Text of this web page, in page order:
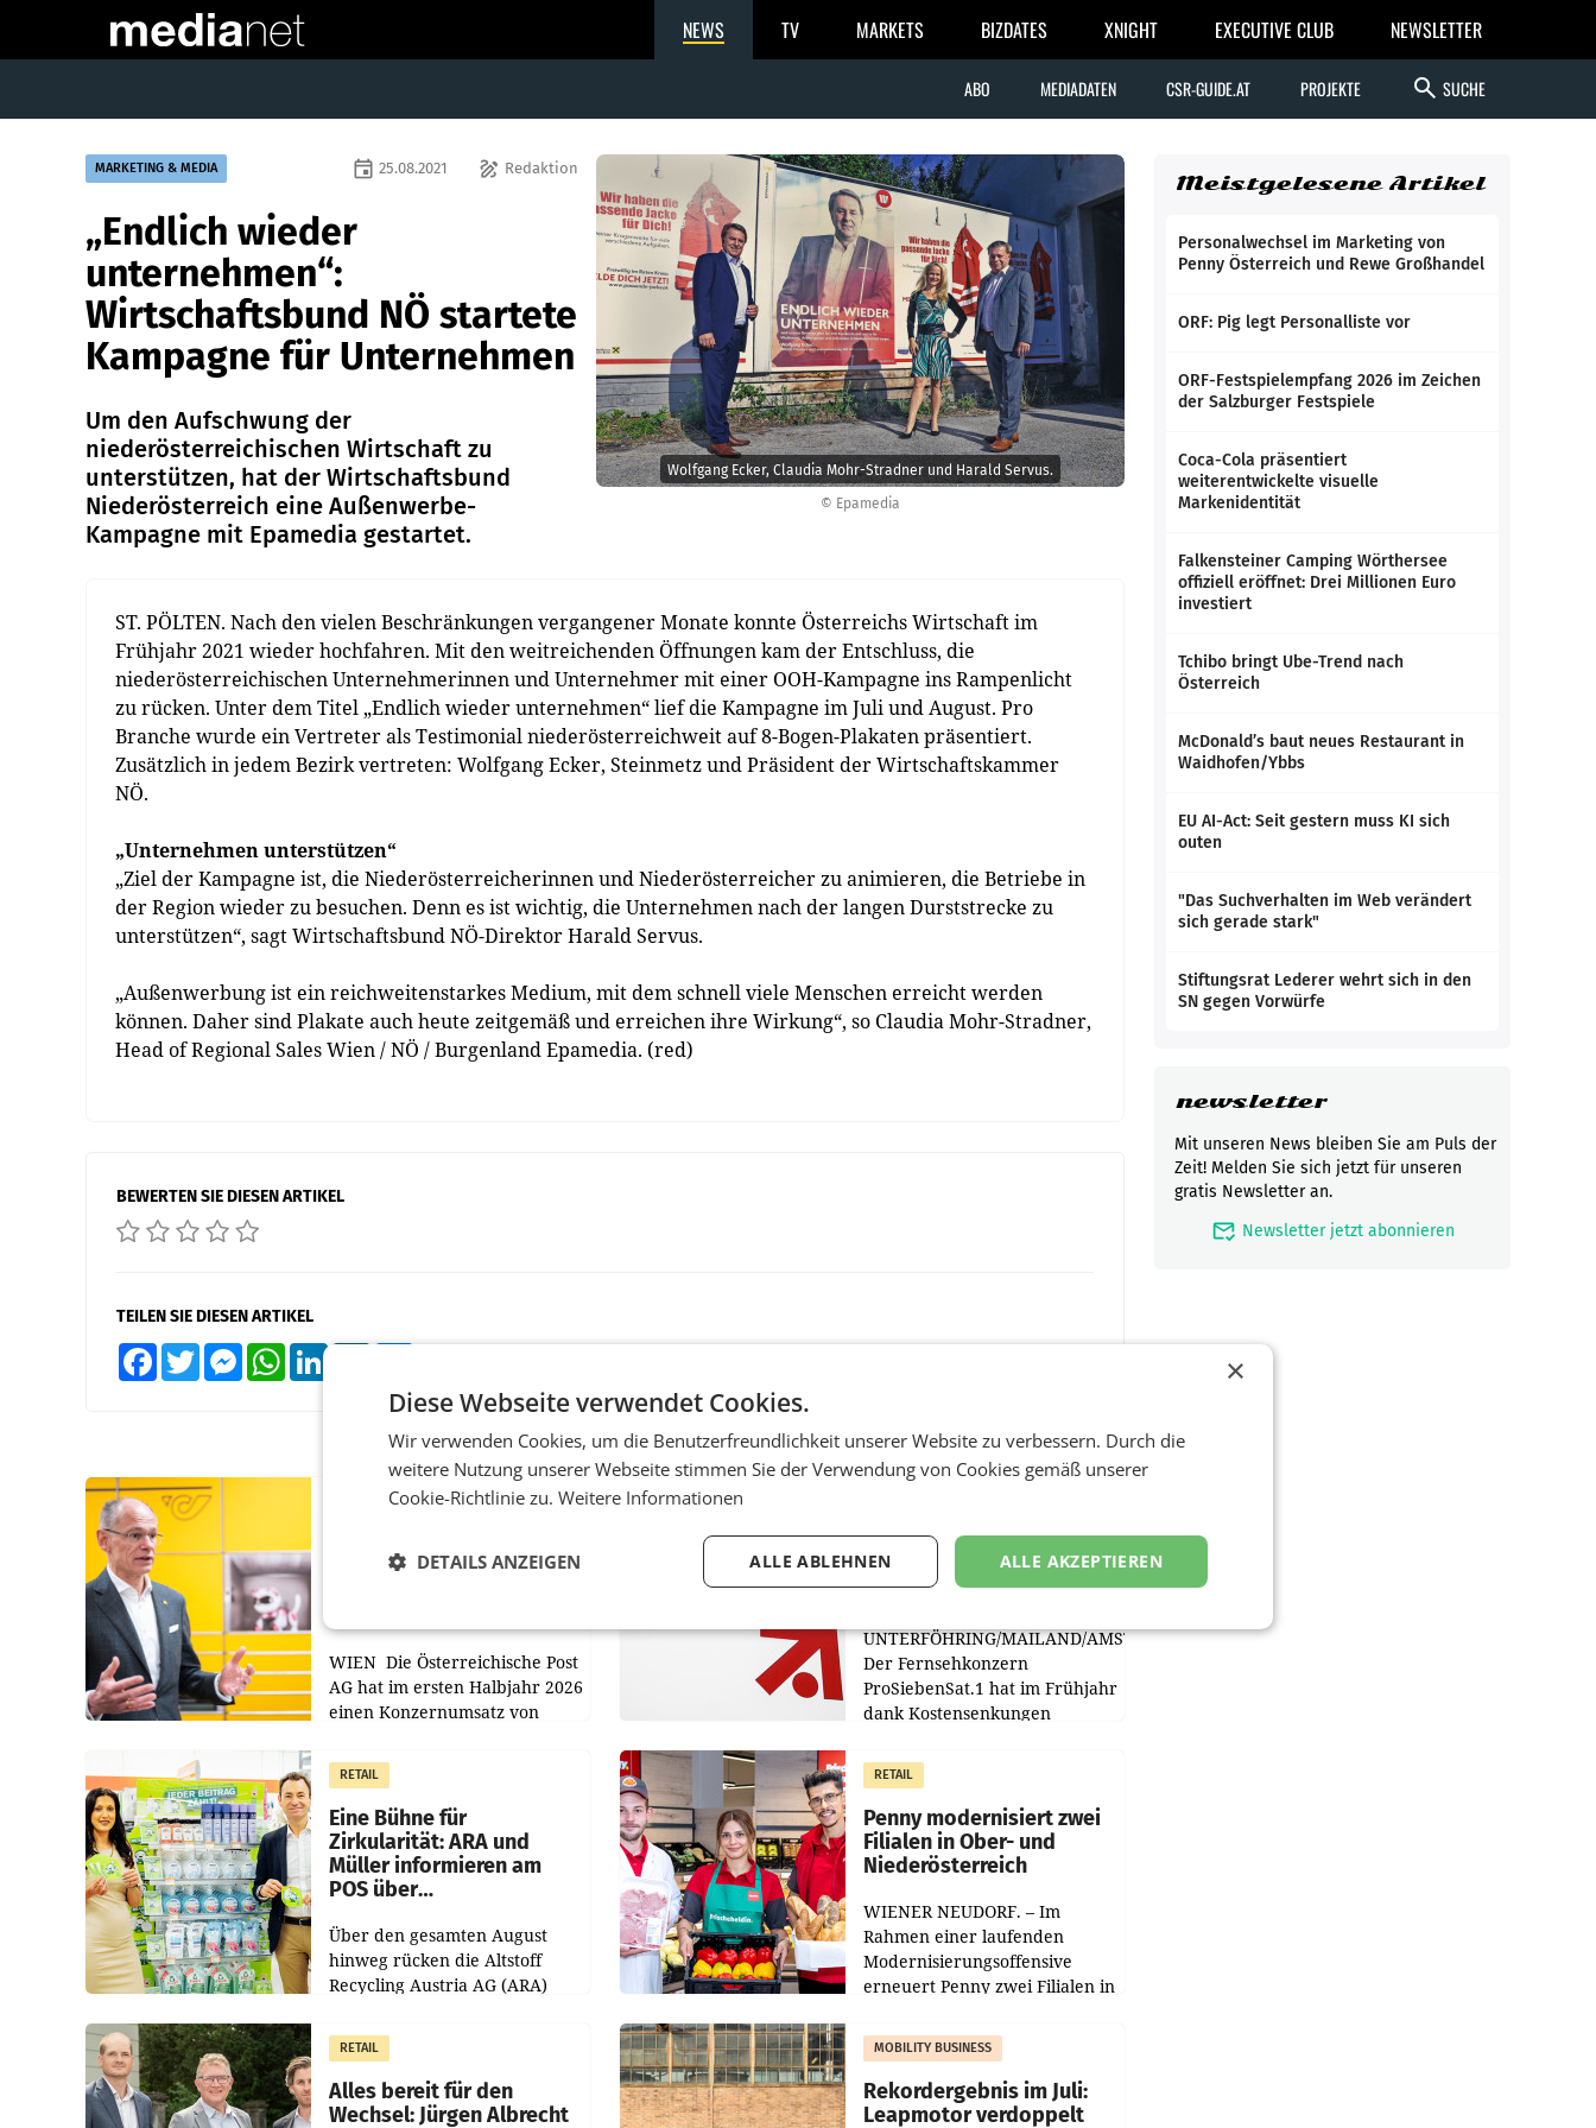
NEWS TV MARKETS BIZDATES XNIGHT EXECUTIVE CLUB NEWSLETTER
ABO MEDIADATEN CSR-GUIDE.AT PROJEKTE search SUCHE
© Epamedia
Wolfgang Ecker, Claudia Mohr-Stradner und Harald Servus.
MARKETING & MEDIA draw Redaktion
event 25.08.2021
„Endlich wieder
unternehmen“:
Wirtschaftsbund NÖ startete
Kampagne für Unternehmen
Um den Aufschwung der
niederösterreichischen Wirtschaft zu
unterstützen, hat der Wirtschaftsbund
Niederösterreich eine Außenwerbe-
Kampagne mit Epamedia gestartet.
ST. PÖLTEN. Nach den vielen Beschränkungen vergangener Monate konnte Österreichs Wirtschaft im
Frühjahr 2021 wieder hochfahren. Mit den weitreichenden Öffnungen kam der Entschluss, die
niederösterreichischen Unternehmerinnen und Unternehmer mit einer OOH-Kampagne ins Rampenlicht
zu rücken. Unter dem Titel „Endlich wieder unternehmen“ lief die Kampagne im Juli und August. Pro
Branche wurde ein Vertreter als Testimonial niederösterreichweit auf 8-Bogen-Plakaten präsentiert.
Zusätzlich in jedem Bezirk vertreten: Wolfgang Ecker, Steinmetz und Präsident der Wirtschaftskammer
NÖ.
„Unternehmen unterstützen“
„Ziel der Kampagne ist, die Niederösterreicherinnen und Niederösterreicher zu animieren, die Betriebe in
der Region wieder zu besuchen. Denn es ist wichtig, die Unternehmen nach der langen Durststrecke zu
unterstützen“, sagt Wirtschaftsbund NÖ-Direktor Harald Servus.
„Außenwerbung ist ein reichweitenstarkes Medium, mit dem schnell viele Menschen erreicht werden
können. Daher sind Plakate auch heute zeitgemäß und erreichen ihre Wirkung“, so Claudia Mohr-Stradner,
Head of Regional Sales Wien / NÖ / Burgenland Epamedia. (red)
BEWERTEN SIE DIESEN ARTIKEL
TEILEN SIE DIESEN ARTIKEL
FacebookTwitter MessengerWhatsApp
PRIMENEWS
Umsatzplus im ersten
WIEN Die Österreichische Post
AG hat im ersten Halbjahr 2026
einen Konzernumsatz von
erwirtschaftet, was einem Plus
von 3,8 Prozent gegenüber
dem Vergleichszeitraum
ProSiebenSat.1 spart und
macht überraschend viel
Gewinn
UNTERFÖHRING/MAILAND/AMSTERDAM.
Der Fernsehkonzern
ProSiebenSat.1 hat im Frühjahr
dank Kostensenkungen
gemacht und die
Markterwartung deutlich
übertroffen.
RETAIL
Eine Bühne für
Zirkularität: ARA und
Müller informieren am
POS über
Über den gesamten August
hinweg rücken die Altstoff
Recycling Austria AG (ARA)
Müller die Initiative „Kreislauf-
Helden“ in allen
österreichischen Müller-Filialen
RETAIL
Penny modernisiert zwei
Filialen in Ober- und
Niederösterreich
WIENER NEUDORF. – Im
Rahmen einer laufenden
Modernisierungsoffensive
erneuert Penny zwei Filialen in
Die beiden Standorte liegen in
Haag sowie im rund
RETAIL
Alles bereit für den
Wechsel: Jürgen Albrecht
MOBILITY BUSINESS
Rekordergebnis im Juli:
Leapmotor verdoppelt
Meistgelesene Artikel
Personalwechsel im Marketing von
Penny Österreich und Rewe Großhandel
ORF: Pig legt Personalliste vor
ORF-Festspielempfang 2026 im Zeichen
der Salzburger Festspiele
Coca-Cola präsentiert
weiterentwickelte visuelle
Markenidentität
Falkensteiner Camping Wörthersee
offiziell eröffnet: Drei Millionen Euro
investiert
Tchibo bringt Ube-Trend nach
Österreich
McDonald’s baut neues Restaurant in
Waidhofen/Ybbs
EU AI-Act: Seit gestern muss KI sich
outen
"Das Suchverhalten im Web verändert
sich gerade stark"
Stiftungsrat Lederer wehrt sich in den
SN gegen Vorwürfe
newsletter
Mit unseren News bleiben Sie am Puls der
Zeit! Melden Sie sich jetzt für unseren
gratis Newsletter an.
mark_email_read Newsletter jetzt abonnieren
×
Diese Webseite verwendet Cookies.
Wir verwenden Cookies, um die Benutzerfreundlichkeit unserer Website zu verbessern. Durch die
weitere Nutzung unserer Webseite stimmen Sie der Verwendung von Cookies gemäß unserer
Cookie-Richtlinie zu. Weitere Informationen
ALLE AKZEPTIEREN
ALLE ABLEHNEN
DETAILS ANZEIGEN